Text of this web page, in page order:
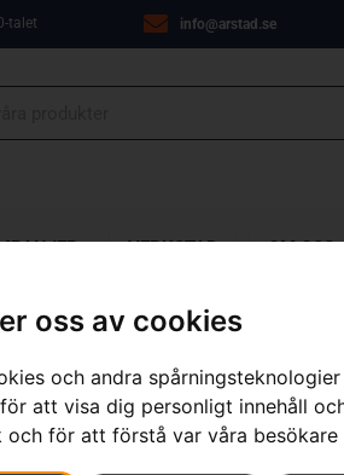
oss av cookies
och andra
att visa dig personligt innehåll
för att förstå var våra besökare
talet info@arstad.se
VERKSTAD OM OSS